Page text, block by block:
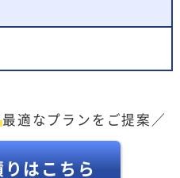
最適なプランをご提案／
はこちら